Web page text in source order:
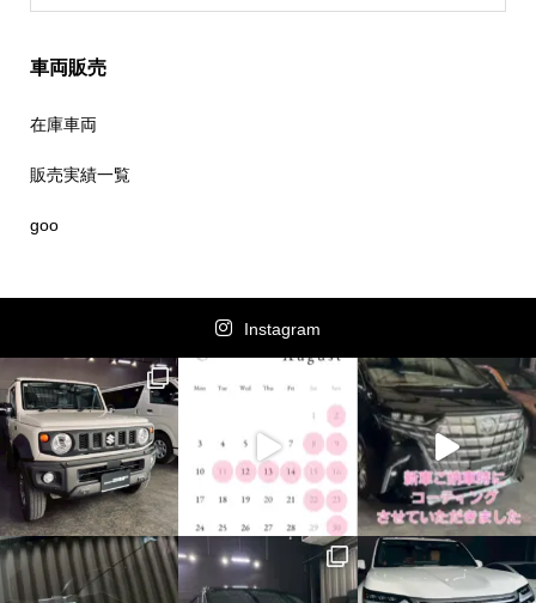
車両販売
在庫車両
販売実績一覧
goo
Instagram